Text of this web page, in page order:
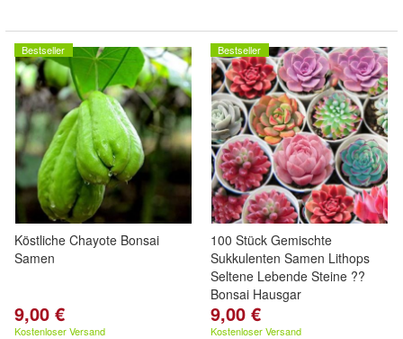
Bestseller
Köstliche Chayote Bonsai
Samen
9,00 €
Kostenloser Versand
Bestseller
100 Stück Gemischte
Sukkulenten Samen Lithops
Seltene Lebende Steine ??
Bonsai Hausgar
9,00 €
Kostenloser Versand